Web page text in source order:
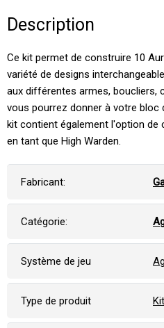
Description
Ce kit permet de construire 10
variété de designs
aux différentes armes, boucliers,
vous pourrez donner à votre bloc
kit contient également l'option de
en tant que High Warden.
Fabricant:
Catégorie:
Système de jeu
Type de produit